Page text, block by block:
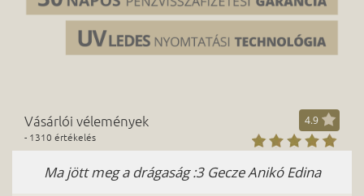
Vásárlói vélemények
- 1310 értékelés
4.9
Ma jött meg a drágaság :3 Gecze Anikó Edina